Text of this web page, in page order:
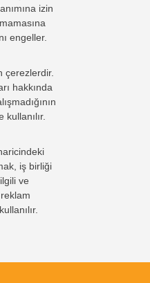
izin
engeller.
çerezlerdir.
hakkında
iş birliği
ve